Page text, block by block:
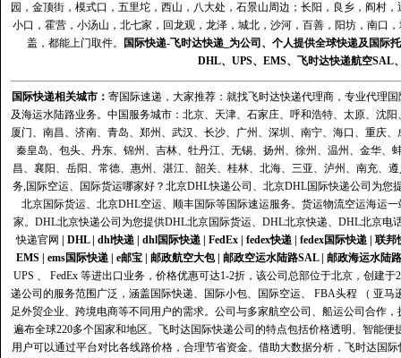
园，金顶街，模式口，五里坨，西山，八大处，石景山周边；长阳，良乡，阎村
小口，霍营，小汤山，北七家，回龙观，龙泽，城北，沙河，百善，阳坊，南口
盖，都能上门取件。
国际快递-飞时达快递_为公司、个人提供全球快递及国际
DHL、 UPS、 EMS、 飞时达快递航空SAL
国际快递相关城市： 寄国际速递，大家推荐：就找飞时达快递代理商，专业代理
及海运水陆路业务。中国服务城市：北京、天津、石家庄、呼和浩特、太原、沈
厦门、南昌、济南、青岛、郑州、武汉、长沙、广州、深圳、南宁、海口、重庆
秦皇岛、包头、丹东、锦州、吉林、牡丹江、无锡、扬州、徐州、温州、金华
昌、襄阳、岳阳、常德、惠州、湛江、韶关、桂林、北海、三亚、泸州、南充、
务,国际空运、国际货运哪家好？北京DHL快递公司、北京DHL国际快递公司为
北京国际货运、北京DHL空运、顺丰国际等国际速运服务。货运物流空运海运
家。DHL北京快递公司为您提供DHL北京国际货运、DHL北京快递、DHL北京电
快递官网
DHL| dhl快递| dhl国际快递| FedEx| fedex快递| fedex国际快递| 联邦
EMS| ems国际快递| e邮宝| 邮政航空大包| 邮政空运水陆路SAL| 邮政海运水陆路
UPS 、 FedEx 等进出口业务，价格优惠可达1-2折，该公司总部位于北京，创建
递公司的服务范围广泛，涵盖国际快递、国际小包、国际空运、 FBA头程 （ 亚
足外贸企业、跨境电商等不同用户的需求。公司与多家航空公司、船运公司合作
遍布全球220多个国家和地区。飞时达国际快递公司的特点包括价格透明、智能
用户可以通过平台对比各线路价格，合理节省资金。借助大数据分析，飞时达国